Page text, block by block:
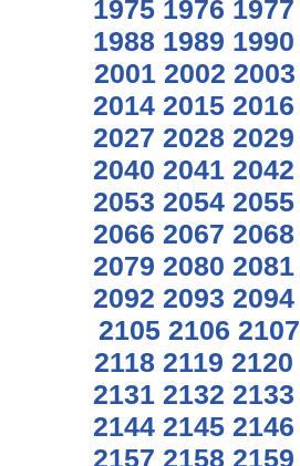
1975 1976 1977
1988 1989 1990
2001 2002 2003
2014 2015 2016
2027 2028 2029
2040 2041 2042
2053 2054 2055
2066 2067 2068
2079 2080 2081
2092 2093 2094
2105 2106 2107
2118 2119 2120
2131 2132 2133
2144 2145 2146
2157 2158 2159